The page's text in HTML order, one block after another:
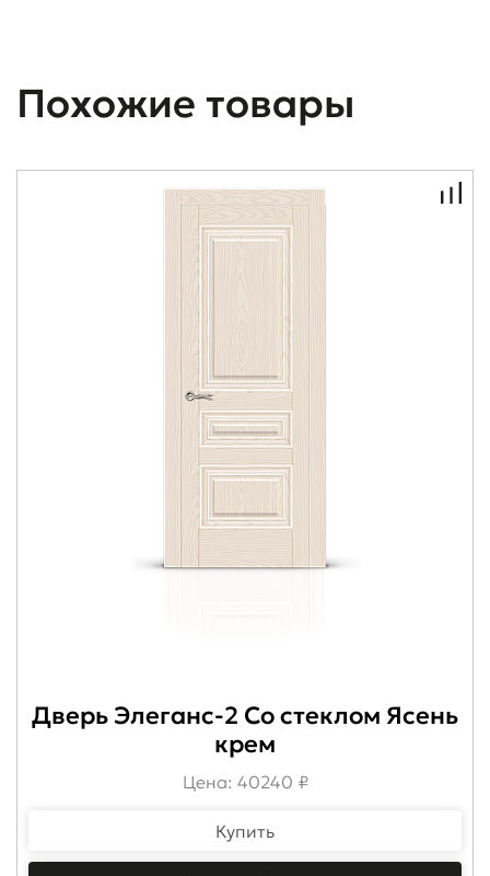
Похожие товары
Дверь Элеганс-2 Со стеклом Ясень
крем
Цена: 40240 ₽
Купить